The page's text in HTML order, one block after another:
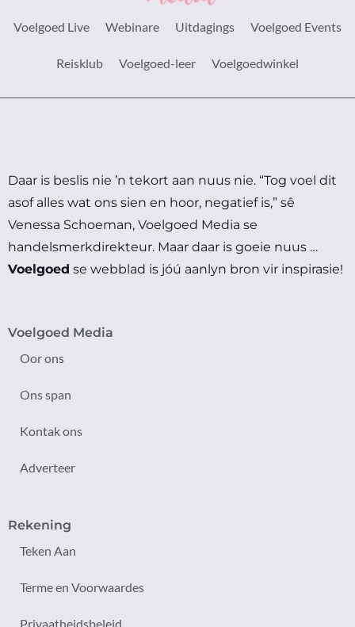
Voelgoed Live Webinare Uitdagings Voelgoed Events
Reisklub Voelgoed-leer Voelgoedwinkel
Daar is beslis nie ’n tekort aan nuus nie. “Tog voel dit
asof alles wat ons sien en hoor, negatief is,” sê
Venessa Schoeman, Voelgoed Media se
handelsmerkdirekteur. Maar daar is goeie nuus …
Voelgoed se webblad is jóú aanlyn bron vir inspirasie!
Voelgoed Media
Oor ons
Ons span
Kontak ons
Adverteer
Rekening
Teken Aan
Terme en Voorwaardes
Privaatheidsbeleid